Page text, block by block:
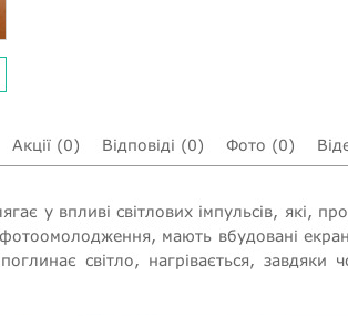
Акції (0) Відповіді (0) Фото (0)
у впливі світлових імпульсів, які,
мають вбудовані
світло, нагрівається,